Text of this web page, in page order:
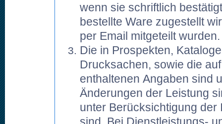
wenn sie schriftlich
bestellte Ware zugestellt
per Email mitgeteilt wurden.
Die in Prospekten,
Drucksachen, sowie die
enthaltenen Angaben sind
Änderungen der Leistung
unter Berücksichtigung